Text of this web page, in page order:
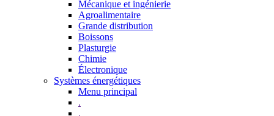
Mécanique et ingénierie
Agroalimentaire
Grande distribution
Boissons
Plasturgie
Chimie
Électronique
Systèmes énergétiques
Menu principal
.
.